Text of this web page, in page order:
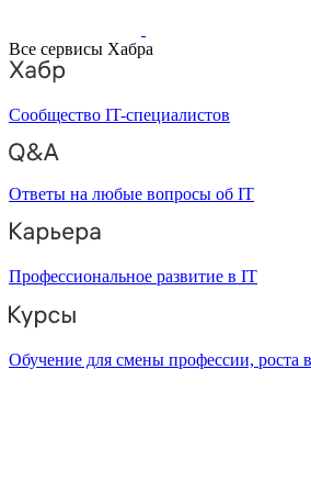
Все сервисы Хабра
Сообщество IT-специалистов
Ответы на любые вопросы об IT
Профессиональное развитие в IT
Обучение для смены профессии, роста